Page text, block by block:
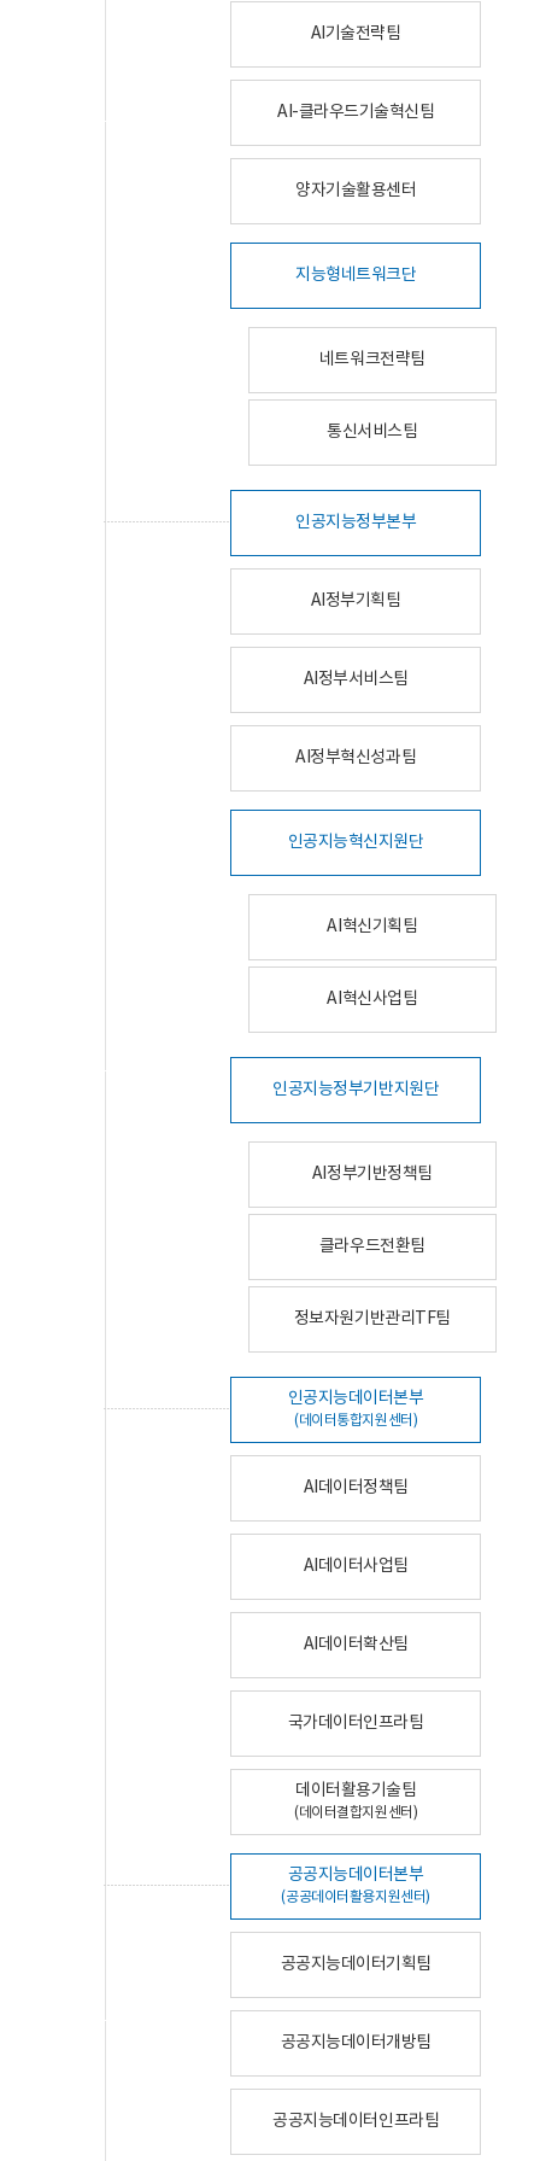
AI기술전략팀
AI-클라우드기술혁신팀
양자기술활용센터
지능형네트워크단
네트워크전략팀
통신서비스팀
인공지능정부본부
AI정부기획팀
AI정부서비스팀
AI정부혁신성과팀
인공지능혁신지원단
AI혁신기획팀
AI혁신사업팀
인공지능정부기반지원단
AI정부기반정책팀
클라우드전환팀
정보자원기반관리TF팀
인공지능데이터본부
(데이터통합지원센터)
AI데이터정책팀
AI데이터사업팀
AI데이터확산팀
국가데이터인프라팀
데이터활용기술팀
(데이터결합지원센터)
공공지능데이터본부
(공공데이터활용지원센터)
공공지능데이터기획팀
공공지능데이터개방팀
공공지능데이터인프라팀